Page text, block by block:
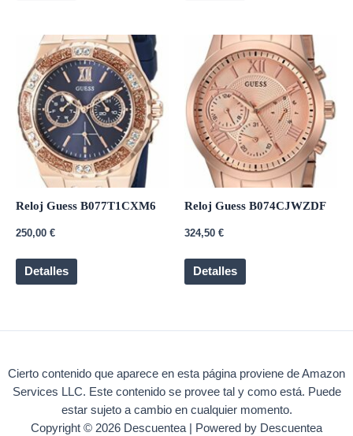
Reloj Guess B077T1CXM6
250,00 €
Detalles
Reloj Guess B074CJWZDF
324,50 €
Detalles
Cierto contenido que aparece en esta página proviene de Amazon
Services LLC. Este contenido se provee tal y como está. Puede
estar sujeto a cambio en cualquier momento.
Copyright © 2026 Descuentea | Powered by Descuentea